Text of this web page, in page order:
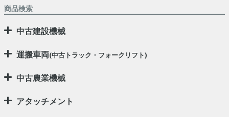
商品検索
中古建設機械
運搬車両(中古トラック・フォークリフト)
中古農業機械
アタッチメント